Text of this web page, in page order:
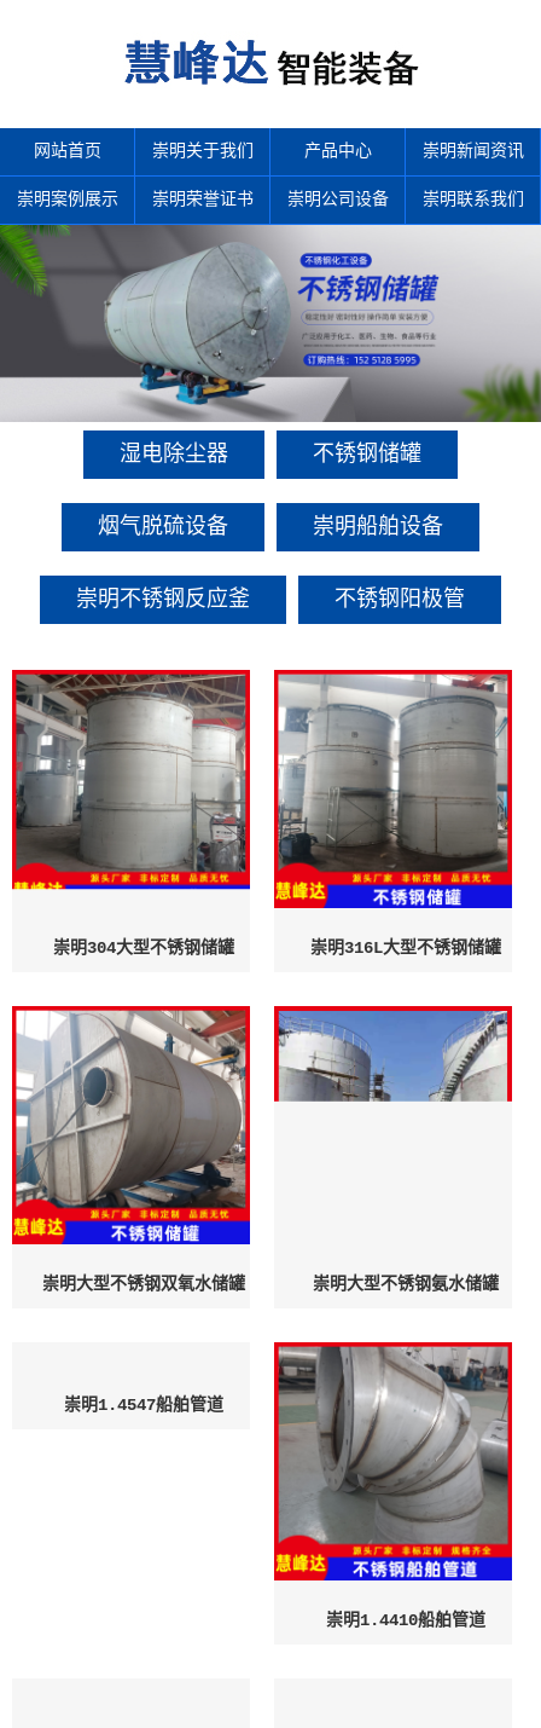
网站首页 崇明关于我们 产品中心 崇明新闻资讯
崇明案例展示 崇明荣誉证书 崇明公司设备 崇明联系我们
产品中心
多年来诚信服务每一位客户，以至诚用心，缔造优良品质。
湿电除尘器 不锈钢储罐
烟气脱硫设备 崇明船舶设备
崇明不锈钢反应釜 不锈钢阳极管
崇明304大型不锈钢储罐 崇明316L大型不锈钢储罐
崇明大型不锈钢双氧水储罐 崇明大型不锈钢氨水储罐
崇明1.4547船舶管道
崇明1.4410船舶管道